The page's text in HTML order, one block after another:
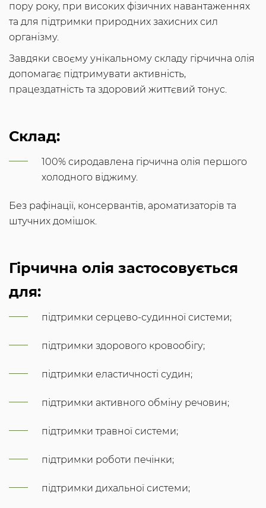
пору року, при високих фізичних навантаженнях
та для підтримки природних захисних сил
організму.
Завдяки своєму унікальному складу гірчична олія
допомагає підтримувати активність,
працездатність та здоровий життєвий тонус.
Склад:
100% сиродавлена гірчична олія першого
холодного віджиму.
Без рафінації, консервантів, ароматизаторів та
штучних домішок.
Гірчична олія застосовується
для:
підтримки серцево-судинної системи;
підтримки здорового кровообігу;
підтримки еластичності судин;
підтримки активного обміну речовин;
підтримки травної системи;
підтримки роботи печінки;
підтримки дихальної системи;